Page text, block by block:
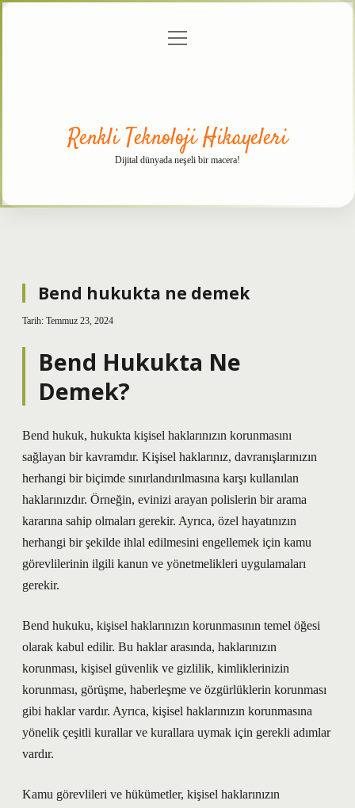
menüyü
Renkli Teknoloji Hikayeleri
Dijital dünyada neşeli bir macera!
Bend hukukta ne demek
Tarih: Temmuz 23, 2024
Bend Hukukta Ne
Demek?
Bend hukuk, hukukta kişisel haklarınızın korunmasını
sağlayan bir kavramdır. Kişisel haklarınız, davranışlarınızın
herhangi bir biçimde sınırlandırılmasına karşı kullanılan
haklarınızdır. Örneğin, evinizi arayan polislerin bir arama
kararına sahip olmaları gerekir. Ayrıca, özel hayatınızın
herhangi bir şekilde ihlal edilmesini engellemek için kamu
görevlilerinin ilgili kanun ve yönetmelikleri uygulamaları
gerekir.
Bend hukuku, kişisel haklarınızın korunmasının temel öğesi
olarak kabul edilir. Bu haklar arasında, haklarınızın
korunması, kişisel güvenlik ve gizlilik, kimliklerinizin
korunması, görüşme, haberleşme ve özgürlüklerin korunması
gibi haklar vardır. Ayrıca, kişisel haklarınızın korunmasına
yönelik çeşitli kurallar ve kurallara uymak için gerekli adımlar
vardır.
Kamu görevlileri ve hükümetler, kişisel haklarınızın